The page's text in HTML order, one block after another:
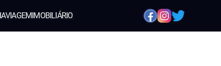
VIAGEMIMOBILIÁRIO